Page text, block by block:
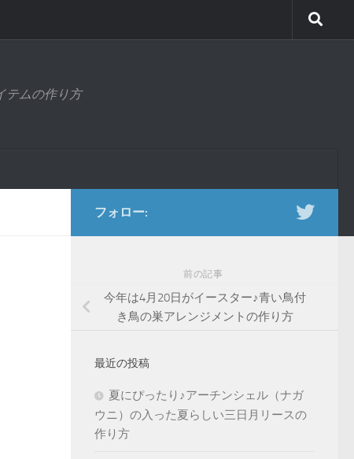
テムの作り方
フォロー:
前の記事
今年は4月20日がイースター♪青い鳥付
き鳥の巣アレンジメントの作り方
最近の投稿
夏にぴったり♪アーチンシェル（ナガ
ウニ）の入った夏らしい三日月リースの
作り方